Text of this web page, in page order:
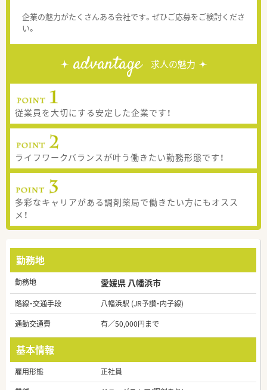
企業の魅力がたくさんある会社です。ぜひご応募をご検討くださ
い。
advantage 求人の魅力
従業員を大切にする安定した企業です！
ライフワークバランスが叶う働きたい勤務形態です！
多彩なキャリアがある調剤薬局で働きたい方にもオスス
メ！
勤務地
勤務地 愛媛県 八幡浜市
路線・交通手段
八幡浜駅 (JR予讃・内子線)
通勤交通費
有／50,000円まで
基本情報
雇用形態
正社員